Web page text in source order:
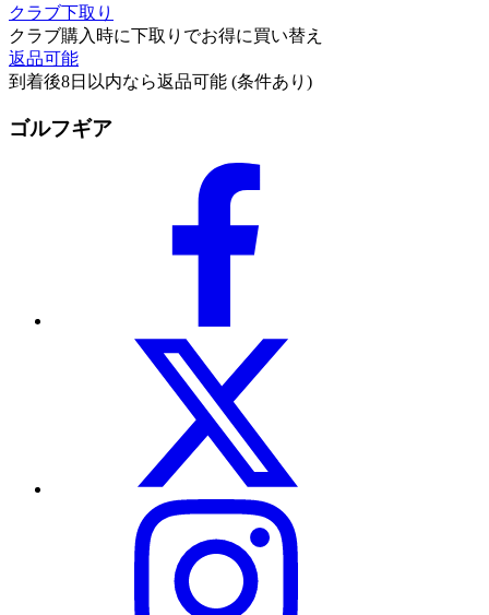
クラブ下取り
クラブ購入時に下取りでお得に買い替え
返品可能
到着後8日以内なら返品可能 (条件あり)
ゴルフギア